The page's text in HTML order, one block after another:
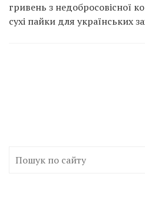
гривень з недобросовісної
сухі пайки для українських